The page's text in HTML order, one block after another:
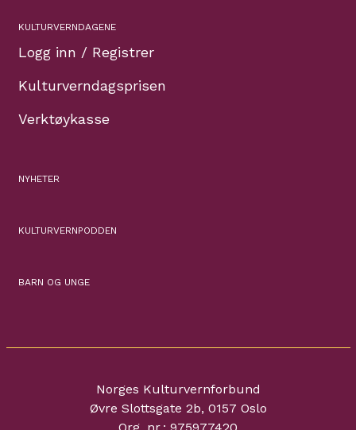
KULTURVERNDAGENE
Logg inn / Registrer
Kulturverndagsprisen
Verktøykasse
NYHETER
KULTURVERNPODDEN
BARN OG UNGE
Norges Kulturvernforbund
Øvre Slottsgate 2b, 0157 Oslo